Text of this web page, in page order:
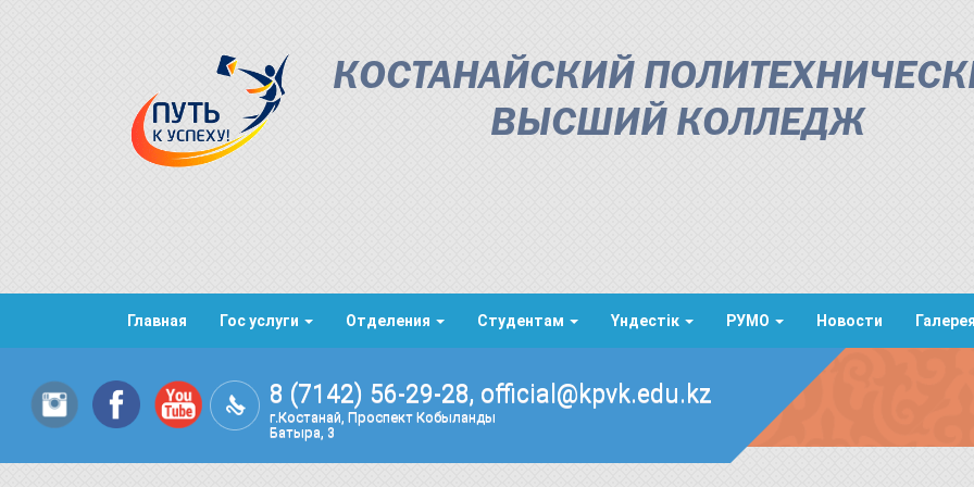
КОСТАНАЙСКИЙ
ВЫСШИЙ КОЛЛЕДЖ
Главная Гос услуги Отделения Студентам Үндестік РУМО Новости Галерея
8 (7142) 56-29-28, official@kpvk.edu.kz
г.Костанай, Проспект Кобыланды
Батыра, 3